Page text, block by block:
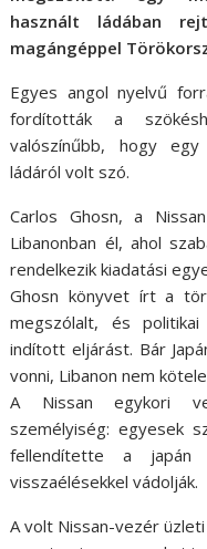
használt ládában
magángéppel
Egyes angol nyelvű
fordították a
valószínűbb, hogy egy
ládáról volt szó.
Carlos Ghosn, a
Libanonban él, ahol
rendelkezik kiadatási
Ghosn könyvet írt a
megszólalt, és
indított eljárást. Bár
vonni, Libanon nem
A Nissan egykori
személyiség: egyesek
fellendítette a japán
visszaélésekkel vádolják.
A volt Nissan-vezér